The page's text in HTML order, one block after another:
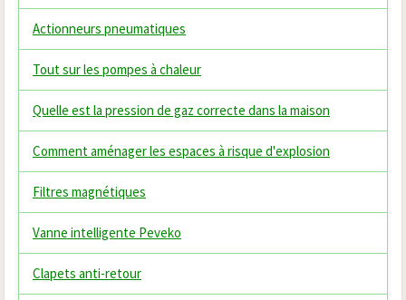
Actionneurs pneumatiques
Tout sur les pompes à chaleur
Quelle est la pression de gaz correcte dans la maison
Comment aménager les espaces à risque d'explosion
Filtres magnétiques
Vanne intelligente Peveko
Clapets anti-retour